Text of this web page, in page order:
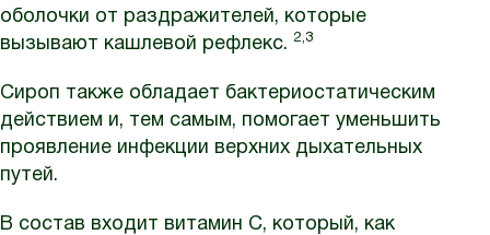
оболочки от раздражителей, которые
вызывают кашлевой рефлекс. 2,3
Сироп также обладает бактериостатическим
действием и, тем самым, помогает уменьшить
проявление инфекции верхних дыхательных
путей.
В состав входит витамин С, который, как